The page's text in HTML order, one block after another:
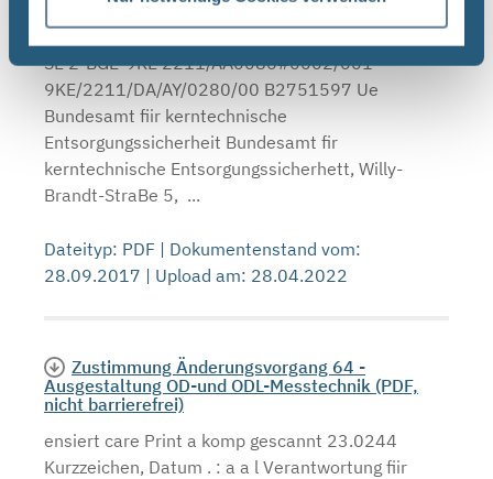
Zustimmung Änderungsvorgang 86 - Revision
von Unterlagen (PDF, nicht barrierefrei)
SE 2-BGE-9KE 2211/AA0086#0002/001
9KE/2211/DA/AY/0280/00 B2751597 Ue
Bundesamt fiir kerntechnische
Entsorgungssicherheit Bundesamt fir
kerntechnische Entsorgungssicherhett, Willy-
Brandt-StraBe 5, ...
Dateityp: PDF | Dokumentenstand vom:
28.09.2017 | Upload am: 28.04.2022
Zustimmung Änderungsvorgang 64 -
Ausgestaltung OD-und ODL-Messtechnik (PDF,
nicht barrierefrei)
ensiert care Print a komp gescannt 23.0244
Kurzzeichen, Datum . : a a l Verantwortung fiir